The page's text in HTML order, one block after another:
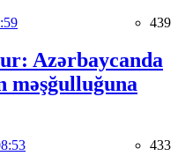
439
Azərbaycanda
məşğulluğuna
433